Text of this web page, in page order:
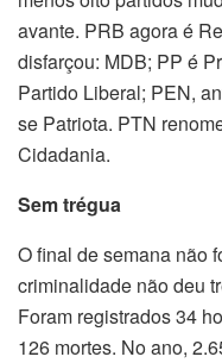
avante. PRB agora é
disfarçou: MDB; PP é
Partido Liberal; PEN,
se Patriota. PTN
Cidadania.
Sem trégua
O final de semana não
criminalidade não deu
Foram registrados 34
126 mortes. No ano,